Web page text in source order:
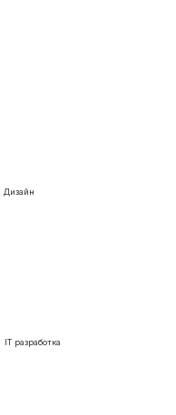
Дизайн
IT разработка